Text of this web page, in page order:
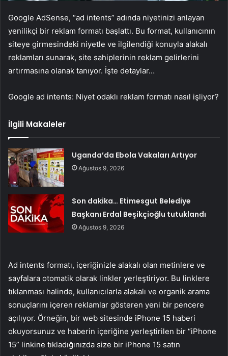
Google AdSense, “ad intents” adında niyetinizi anlayan
yenilikçi bir reklam formatı başlattı. Bu format, kullanıcının
siteye girmesindeki niyetle ve ilgilendiği konuyla alakalı
reklamları sunarak, site sahiplerinin reklam gelirlerini
artırmasına olanak tanıyor. İşte detaylar…
Google ad intents: Niyet odaklı reklam formatı nasıl işliyor?
İlgili Makaleler
Uganda’da Ebola Vakaları Artıyor
Ağustos 9, 2026
Son dakika… Etimesgut Belediye
Başkanı Erdal Beşikçioğlu tutuklandı
Ağustos 9, 2026
Ad intents formatı, içeriğinizle alakalı olan metinlere ve
sayfalara otomatik olarak linkler yerleştiriyor. Bu linklere
tıklanması halinde, kullanıcılarla alakalı ve organik arama
sonuçlarını içeren reklamlar gösteren yeni bir pencere
açılıyor. Örneğin, bir web sitesinde iPhone 15 haberi
okuyorsunuz ve haberin içeriğine yerleştirilen bir “iPhone
15” linkine tıkladığınızda size bir iPhone 15 satın